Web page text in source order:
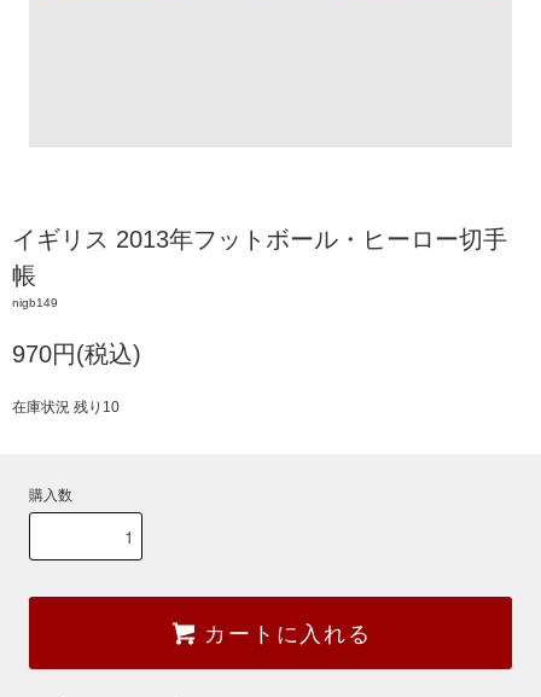
イギリス 2013年フットボール・ヒーロー切手
帳
nigb149
970円(税込)
在庫状況 残り10
購入数
カートに入れる